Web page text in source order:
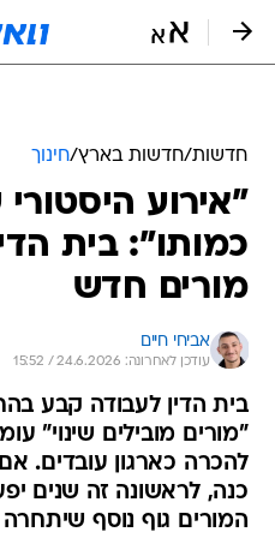
חדשות/חדשות בארץ/חינוך
"אירוע
כמותו": בית
מורים חדש
אביחי חיים
עודכן לאחרונה: 24.6.2026 / 15:52
בית הדין לעבודה קבע
"מורים מובילים שינוי"
להכרה כארגון עובדים.
כנה, לראשונה זה שנים
המורים גוף נוסף שיתחרה